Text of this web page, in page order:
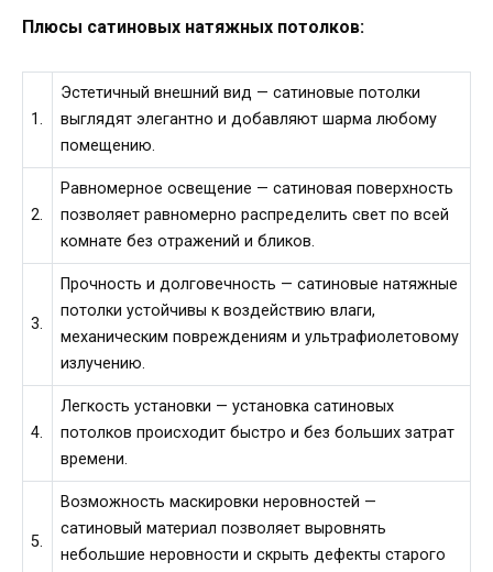
Плюсы сатиновых натяжных потолков:
1.
Эстетичный внешний вид — сатиновые потолки
выглядят элегантно и добавляют шарма любому
помещению.
2.
Равномерное освещение — сатиновая поверхность
позволяет равномерно распределить свет по всей
комнате без отражений и бликов.
3.
Прочность и долговечность — сатиновые натяжные
потолки устойчивы к воздействию влаги,
механическим повреждениям и ультрафиолетовому
излучению.
4.
Легкость установки — установка сатиновых
потолков происходит быстро и без больших затрат
времени.
5.
Возможность маскировки неровностей —
сатиновый материал позволяет выровнять
небольшие неровности и скрыть дефекты старого